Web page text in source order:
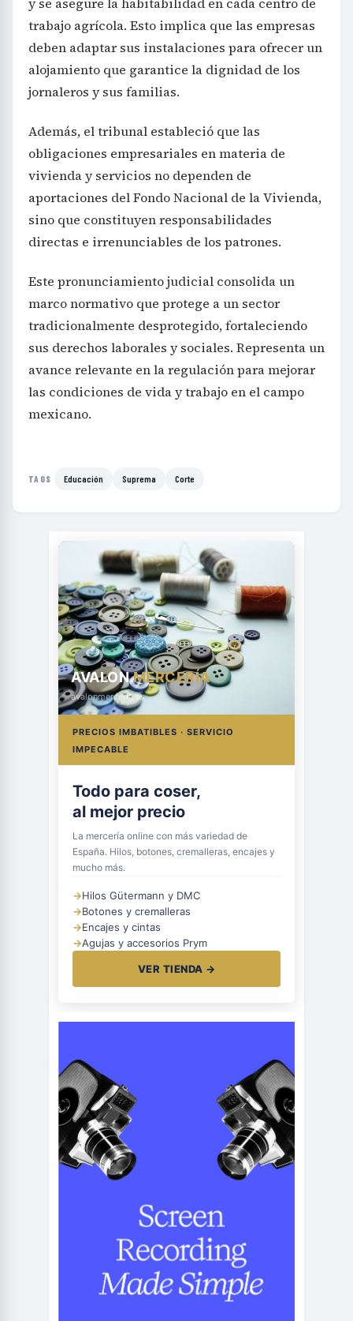
trabajo agrícola. Esto implica que las empresas
deben adaptar sus instalaciones para ofrecer un
alojamiento que garantice la dignidad de los
jornaleros y sus familias.
Además, el tribunal estableció que las
obligaciones empresariales en materia de
vivienda y servicios no dependen de
aportaciones del Fondo Nacional de la Vivienda,
sino que constituyen responsabilidades
directas e irrenunciables de los patrones.
Este pronunciamiento judicial consolida un
marco normativo que protege a un sector
tradicionalmente desprotegido, fortaleciendo
sus derechos laborales y sociales. Representa un
avance relevante en la regulación para mejorar
las condiciones de vida y trabajo en el campo
mexicano.
TAGS Educación Suprema Corte
AVALONMERCERÍA
avalonmerceria.es
PRECIOS IMBATIBLES · SERVICIO
IMPECABLE
Todo para coser,
al mejor precio
La mercería online con más variedad de
España. Hilos, botones, cremalleras, encajes y
mucho más.
→Hilos Gütermann y DMC
→Botones y cremalleras
→Encajes y cintas
→Agujas y accesorios Prym
VER TIENDA →